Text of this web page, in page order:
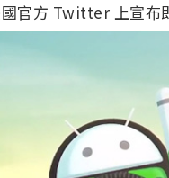
官方 Twitter 上宣布